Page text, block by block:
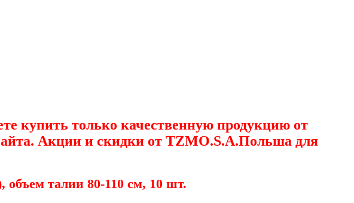
купить только качественную продукцию от
. Акции и скидки от TZMO.S.A.Польша для
талии 80-110 см, 10 шт.